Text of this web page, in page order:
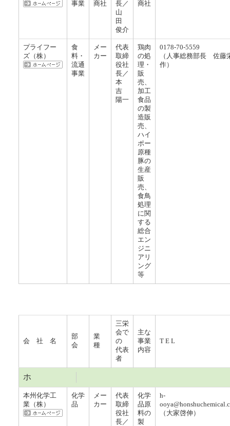
事業 商社
長／
山
田
俊介
商社
プライフー
ズ（株）
食
料・
流通
事業
メー
カー
代表
取締
役社
長／
本
吉
陽一
鶏肉
の処
理・
販
売、
加工
食品
の製
造販
売、
ハイ
ポー
原種
豚の
生産
販
売、
食鳥
処理
に関
する
総合
エン
ジニ
アリ
ング
等
0178-70-5559
（人事総務部長 佐藤
作）
会 社 名
部
会
業
種
三栄
会で
の
代表
者
主な
事業
内容
T E L
ホ
本州化学工
業（株）
化学
品
メー
カー
代表
取締
役社
長／
化学
品原
料の
製
h-
（大家啓伸）